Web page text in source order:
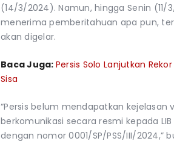
(14/3/2024). Namun, hingga Senin
menerima pemberitahuan apa pun,
akan digelar.
Baca Juga: Persis Solo Lanjutkan
Sisa
“Persis belum mendapatkan kejelasan
berkomunikasi secara resmi kepada
dengan nomor 0001/SP/PSS/III/2024,”